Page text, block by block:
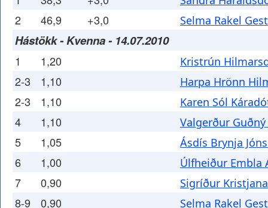
2 46,9 +3,0 Selma Rakel
Hástökk - Kvenna - 14.07.2010
1 1,20 Kristrún
2-3 1,10 Harpa Hrönn
2-3 1,10 Karen Sól
4 1,10 Valgerður
5 1,05 Ásdís Brynja
6 1,00 Úlfheiður Embla
7 0,90 Sigríður
8-9 0,90 Selma Rakel